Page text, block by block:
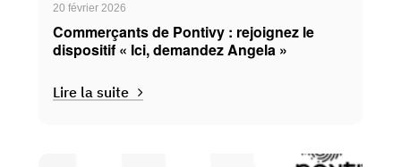
20 février 2026
Commerçants de Pontivy : rejoignez le
dispositif « Ici, demandez Angela »
Lire la suite